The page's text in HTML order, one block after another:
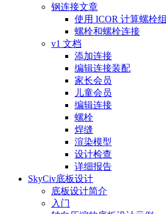
钢连接文章
使用 ICOR 计算螺栓组
螺栓和螺栓连接
v1 文档
添加连接
编辑连接装配
家长会员
儿童会员
编辑连接
螺栓
焊缝
渲染模型
设计检查
详细报告
SkyCiv底板设计
底板设计简介
入门